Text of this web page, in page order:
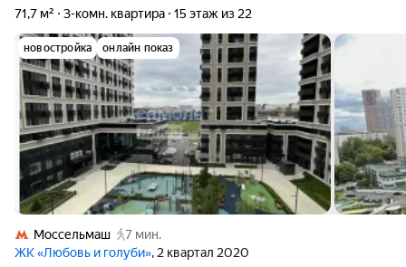
71,7 м² 3-комн. квартира 15 этаж из 22
новостройка онлайн показ
Моссельмаш
7 мин.
ЖК «Любовь и голуби», 2 квартал 2020